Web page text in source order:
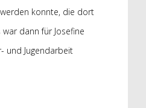
konnte, die dort
dann für Josefine
und Jugendarbeit